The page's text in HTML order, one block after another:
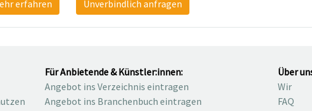
erfahren Unverbindlich anfragen
Für Anbietende & Künstler:innen:
Angebot ins Verzeichnis eintragen
Angebot ins Branchenbuch eintragen
Über
Wir
FAQ